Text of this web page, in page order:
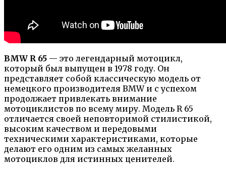
BMW R 65 — это легендарный мотоцикл,
который был выпущен в 1978 году. Он
представляет собой классическую модель от
немецкого производителя BMW и с успехом
продолжает привлекать внимание
мотоциклистов по всему миру. Модель R 65
отличается своей неповторимой стилистикой,
высоким качеством и передовыми
техническими характеристиками, которые
делают его одним из самых желанных
мотоциклов для истинных ценителей.